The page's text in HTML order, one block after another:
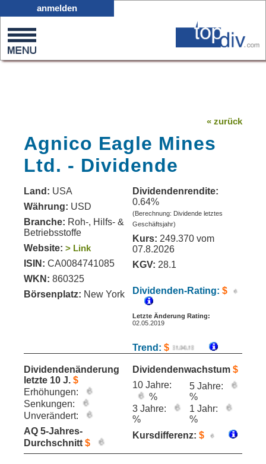
0
on
anmelden
« zurück
Agnico Eagle Mines
Ltd. - Dividende
Land: USA
Währung: USD
Branche: Roh-, Hilfs- &
Betriebsstoffe
Website: > Link
ISIN: CA0084741085
WKN: 860325
Börsenplatz: New York
Dividendenrendite:
0.64%
(Berechnung: Dividende letztes
Geschäftsjahr)
Kurs: 249.370 vom
07.8.2026
KGV: 28.1
Dividenden-Rating: $
Letzte Änderung Rating:
02.05.2019
Trend: $
Dividendenänderung
letzte 10 J. $
Erhöhungen:
Senkungen:
Unverändert:
AQ 5-Jahres-
Durchschnitt $
Dividendenwachstum $
10 Jahre:
%
5 Jahre:
%
3 Jahre:
%
1 Jahr:
%
Kursdifferenz: $